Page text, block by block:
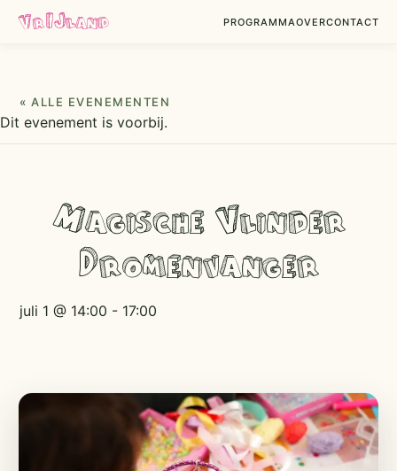
VrIJland PROGRAMMAOVERCONTACT
« ALLE EVENEMENTEN
Dit evenement is voorbij.
Magische Vlinder
Dromenvanger
juli 1 @ 14:00 - 17:00